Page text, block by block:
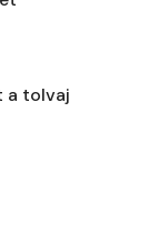
a tolvaj